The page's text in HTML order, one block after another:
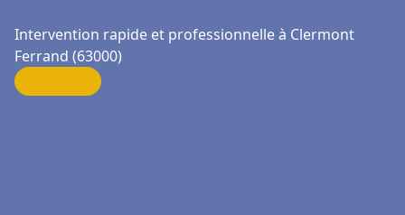
Intervention rapide et professionnelle à Clermont
Ferrand (63000)